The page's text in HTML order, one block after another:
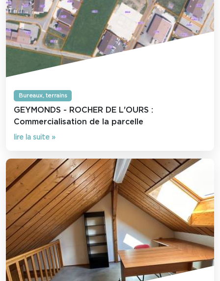
Bureaux, terrains
GEYMONDS - ROCHER DE L'OURS :
Commercialisation de la parcelle
lire la suite »